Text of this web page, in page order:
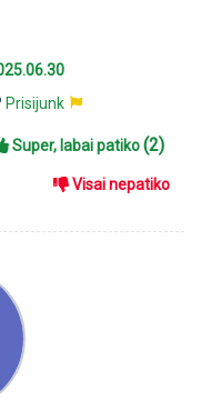
Prisijunk
Super, labai patiko(2)
Visai nepatiko